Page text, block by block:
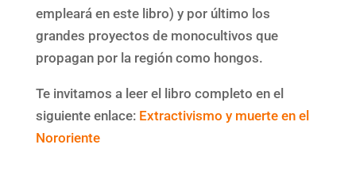
empleará en este libro) y por último los
grandes proyectos de monocultivos que
propagan por la región como hongos.
Te invitamos a leer el libro completo en el
siguiente enlace: Extractivismo y muerte en el
Nororiente